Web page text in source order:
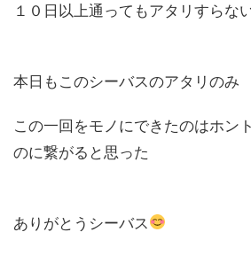
１０日以上通ってもアタリすらな
本日もこのシーバスのアタリのみ
この一回をモノにできたのはホン
のに繋がると思った
ありがとうシーバス